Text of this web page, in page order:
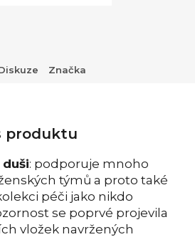
Značka
produktu
: podporuje mnoho
týmů a proto také
péči jako nikdo
se poprvé projevila
vložek navržených